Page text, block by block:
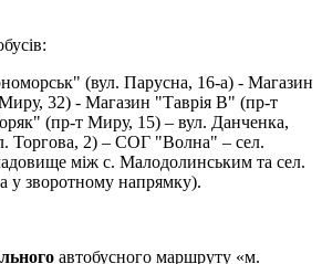
(вул. Парусна, 16-а) - Магазин
32) - Магазин "Таврія В" (пр-т
(пр-т Миру, 15) – вул. Данченка,
Торгова, 2) – СОГ "Волна" – сел.
між с. Малодолинським та сел.
у зворотному напрямку).
автобусного маршруту «м.